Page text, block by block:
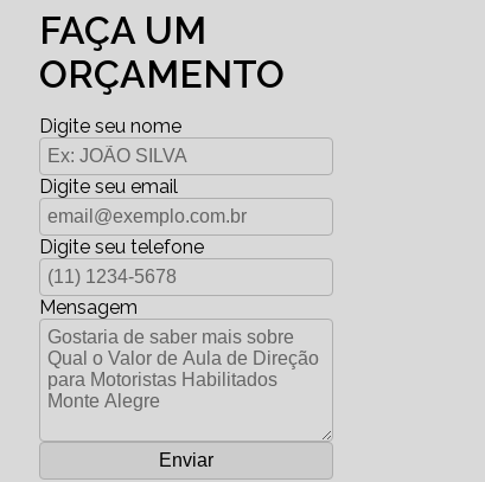
FAÇA UM
ORÇAMENTO
Digite seu nome
Digite seu email
Digite seu telefone
Mensagem